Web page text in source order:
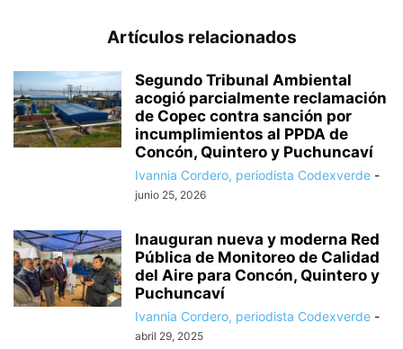
Artículos relacionados
Segundo Tribunal Ambiental
acogió parcialmente reclamación
de Copec contra sanción por
incumplimientos al PPDA de
Concón, Quintero y Puchuncaví
Ivannia Cordero, periodista Codexverde -
junio 25, 2026
Inauguran nueva y moderna Red
Pública de Monitoreo de Calidad
del Aire para Concón, Quintero y
Puchuncaví
Ivannia Cordero, periodista Codexverde -
abril 29, 2025